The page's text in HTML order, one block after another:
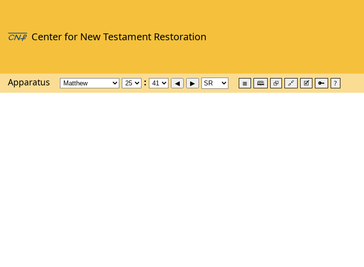
Apparatus ≣ 🕮 ⮺ 🔗 🗹 🔑 ?